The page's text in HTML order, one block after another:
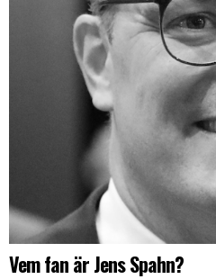
Vem fan är Jens Spahn?